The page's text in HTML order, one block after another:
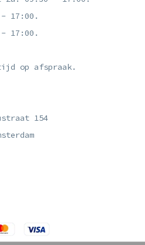
- 17:00.
17:00.
op afspraak.
154